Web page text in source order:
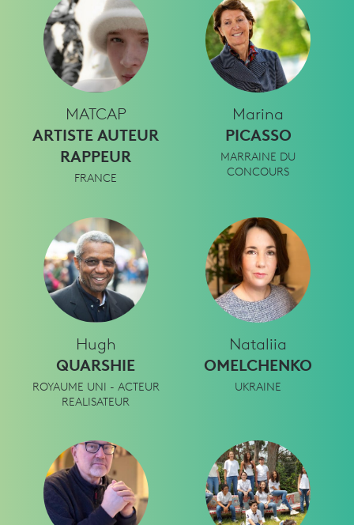
MATCAP
ARTISTE AUTEUR
RAPPEUR
FRANCE
Marina
PICASSO
MARRAINE DU
CONCOURS
Hugh
QUARSHIE
ROYAUME UNI - ACTEUR
REALISATEUR
Nataliia
OMELCHENKO
UKRAINE